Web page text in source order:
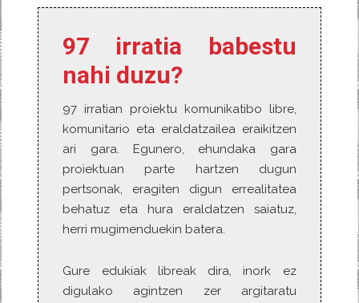
97 irratia babestu
nahi duzu?
97 irratian proiektu komunikatibo libre,
komunitario eta eraldatzailea eraikitzen
ari gara. Egunero, ehundaka gara
proiektuan parte hartzen dugun
pertsonak, eragiten digun errealitatea
behatuz eta hura eraldatzen saiatuz,
herri mugimenduekin batera.
Gure edukiak libreak dira, inork ez
digulako agintzen zer argitaratu